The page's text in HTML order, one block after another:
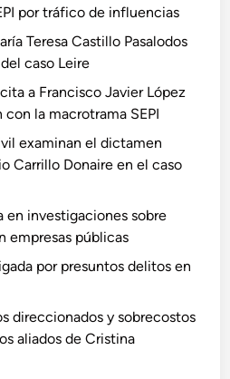
por tráfico de influencias
Teresa Castillo Pasalodos
caso Leire
a Francisco Javier López
la macrotrama SEPI
examinan el dictamen
Carrillo Donaire en el caso
en investigaciones sobre
empresas públicas
por presuntos delitos en
direccionados y sobrecostos
aliados de Cristina